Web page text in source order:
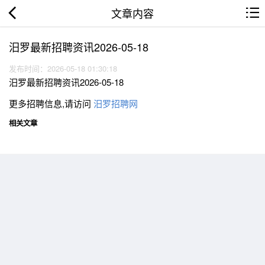
文章内容
汨罗最新招聘资讯2026-05-18
发布时间：2026-05-18 01:30:18
汨罗最新招聘资讯2026-05-18
更多招聘信息,请访问 汨罗招聘网
相关文章